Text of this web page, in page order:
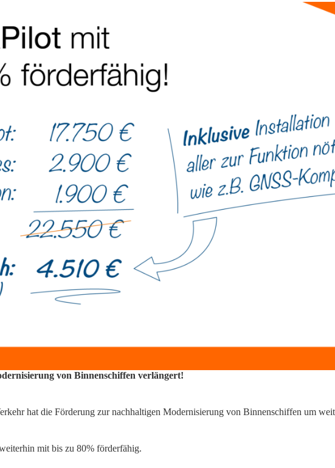
von Binnenschiffen verlängert!
hat die Förderung zur nachhaltigen Modernisierung von Binnenschiffen um
mit bis zu 80% förderfähig.